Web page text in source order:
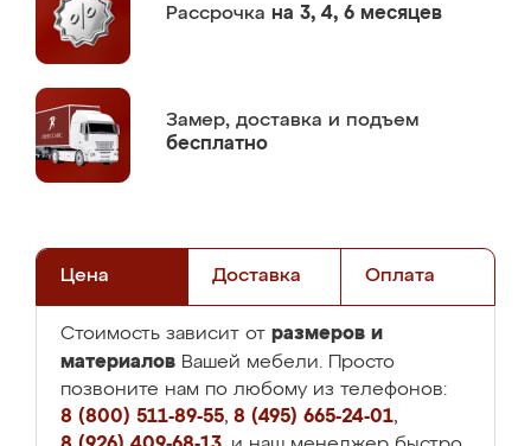
Рассрочка на 3, 4, 6 месяцев
Замер, доставка и подъем
бесплатно
Цена Доставка Оплата
Стоимость зависит от размеров и
материалов Вашей мебели. Просто
позвоните нам по любому из телефонов:
8 (800) 511-89-55, 8 (495) 665-24-01,